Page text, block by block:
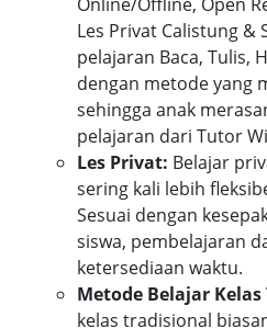
Les Privat Calistung &
pelajaran Baca, Tulis,
dengan metode yang
sehingga anak
pelajaran dari Tutor
Les Privat: Belajar
sering kali lebih
Sesuai dengan
siswa, pembelajaran
ketersediaan waktu.
Metode Belajar
kelas tradisional